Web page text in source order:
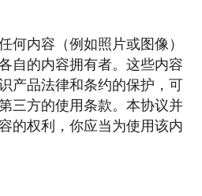
何内容（例如照片或图像）
自的内容拥有者。这些内容
产品法律和条约的保护，可
三方的使用条款。本协议并
的权利，你应当为使用该内